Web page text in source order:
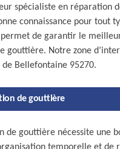
spécialiste en réparation
connaissance pour tout
permet de garantir le
gouttière. Notre zone
Bellefontaine 95270.
de gouttière
de gouttière nécessite une